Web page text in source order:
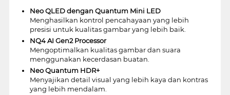
Neo QLED dengan Quantum Mini LED
Menghasilkan kontrol pencahayaan yang lebih
presisi untuk kualitas gambar yang lebih baik.
NQ4 AI Gen2 Processor
Mengoptimalkan kualitas gambar dan suara
menggunakan kecerdasan buatan.
Neo Quantum HDR+
Menyajikan detail visual yang lebih kaya dan kontras
yang lebih mendalam.